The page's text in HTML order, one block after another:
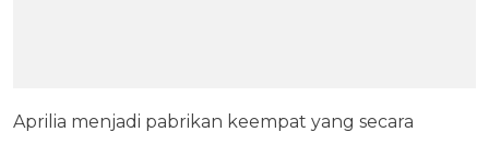
Aprilia menjadi pabrikan keempat yang secara